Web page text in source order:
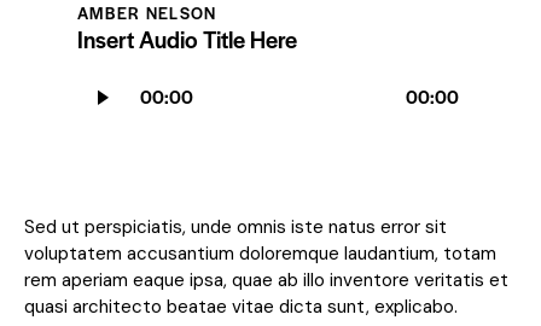
AMBER NELSON
Insert Audio Title Here
Lecteur
audio
00:00 00:00
Sed ut perspiciatis, unde omnis iste natus error sit
voluptatem accusantium doloremque laudantium, totam
rem aperiam eaque ipsa, quae ab illo inventore veritatis et
quasi architecto beatae vitae dicta sunt, explicabo.